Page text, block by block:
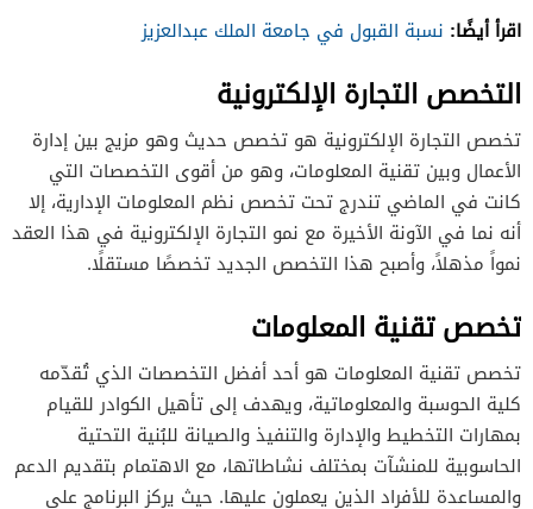
اقرأ أيضًا: نسبة القبول في جامعة الملك عبدالعزيز
التخصص التجارة الإلكترونية
تخصص التجارة الإلكترونية هو تخصص حديث وهو مزيج بين إدارة
الأعمال وبين تقنية المعلومات، وهو من أقوى التخصصات التي
كانت في الماضي تندرج تحت تخصص نظم المعلومات الإدارية، إلا
أنه نما في الآونة الأخيرة مع نمو التجارة الإلكترونية في هذا العقد
نمواً مذهلاً، وأصبح هذا التخصص الجديد تخصصًا مستقلًا.
تخصص تقنية المعلومات
تخصص تقنية المعلومات هو أحد أفضل التخصصات الذي تُقدّمه
كلية الحوسبة والمعلوماتية، ويهدف إلى تأهيل الكوادر للقيام
بمهارات التخطيط والإدارة والتنفيذ والصيانة للبُنية التحتية
الحاسوبية للمنشآت بمختلف نشاطاتها، مع الاهتمام بتقديم الدعم
والمساعدة للأفراد الذين يعملون عليها. حيث يركز البرنامج على